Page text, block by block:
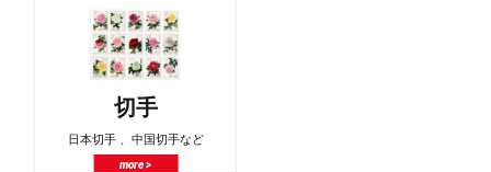
切手
日本切手 、中国切手など
more >